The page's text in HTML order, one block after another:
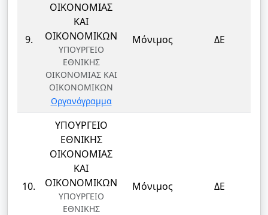
9.
ΟΙΚΟΝΟΜΙΑΣ
ΚΑΙ
ΟΙΚΟΝΟΜΙΚΩΝ
ΥΠΟΥΡΓΕΙΟ
ΕΘΝΙΚΗΣ
ΟΙΚΟΝΟΜΙΑΣ ΚΑΙ
ΟΙΚΟΝΟΜΙΚΩΝ
Οργανόγραμμα
Μόνιμος ΔΕ
10.
ΥΠΟΥΡΓΕΙΟ
ΕΘΝΙΚΗΣ
ΟΙΚΟΝΟΜΙΑΣ
ΚΑΙ
ΟΙΚΟΝΟΜΙΚΩΝ
ΥΠΟΥΡΓΕΙΟ
ΕΘΝΙΚΗΣ
Μόνιμος ΔΕ